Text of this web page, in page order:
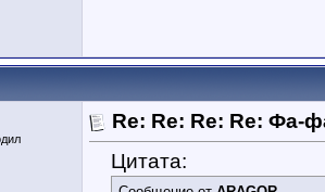
Re: Re: Re: Re: Фа-
Цитата: